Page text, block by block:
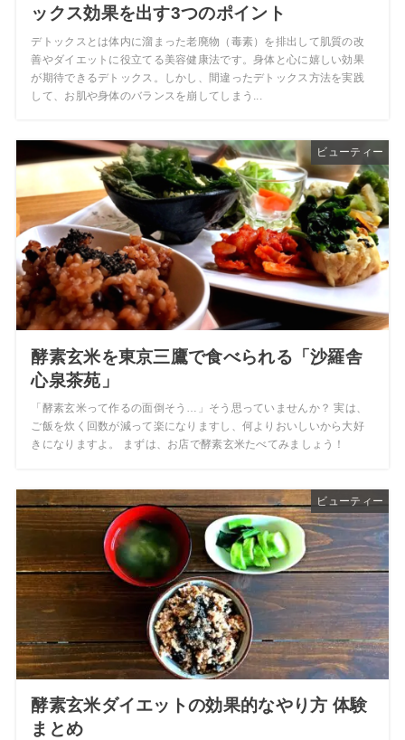
ックス効果を出す3つのポイント
デトックスとは体内に溜まった老廃物（毒素）を排出して肌質の改
善やダイエットに役立てる美容健康法です。身体と心に嬉しい効果
が期待できるデトックス。しかし、間違ったデトックス方法を実践
して、お肌や身体のバランスを崩してしまう...
ビューティー
酵素玄米を東京三鷹で食べられる「沙羅舎
心泉茶苑」
「酵素玄米って作るの面倒そう…」そう思っていませんか？ 実は、
ご飯を炊く回数が減って楽になりますし、何よりおいしいから大好
きになりますよ。 まずは、お店で酵素玄米たべてみましょう！
ビューティー
酵素玄米ダイエットの効果的なやり方 体験
まとめ